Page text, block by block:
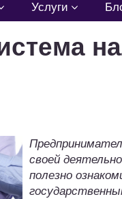
Услуги
своей
полезно